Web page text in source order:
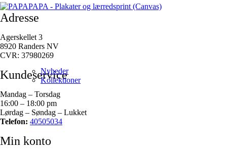
Nyheder
Kollektioner
Adresse
Agerskellet 3
8920 Randers NV
CVR: 37980269
Kundeservice
Mandag – Torsdag
16:00 – 18:00 pm
Lørdag – Søndag – Lukket
Telefon: 40505034
Min konto